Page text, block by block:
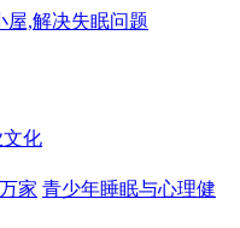
化
家 青少年睡眠与心理健